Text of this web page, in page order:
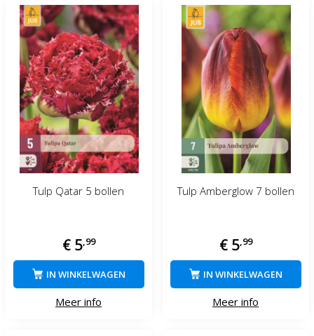
Tulp Qatar 5 bollen
€ 5 99
Meer info
IN WINKELWAGEN
Tulp Amberglow 7 bollen
€ 5 99
Meer info
IN WINKELWAGEN